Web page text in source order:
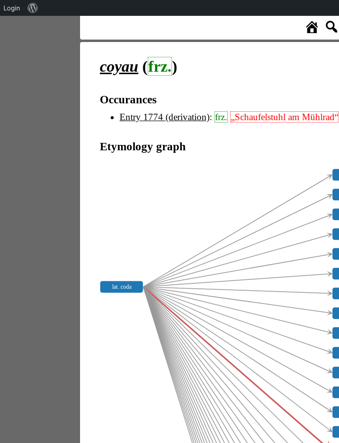
coyau (frz.)
Occurances
Entry 1774 (derivation): frz. „Schaufelstuhl am Mühlrad“
Etymology graph
lat. coda
Login